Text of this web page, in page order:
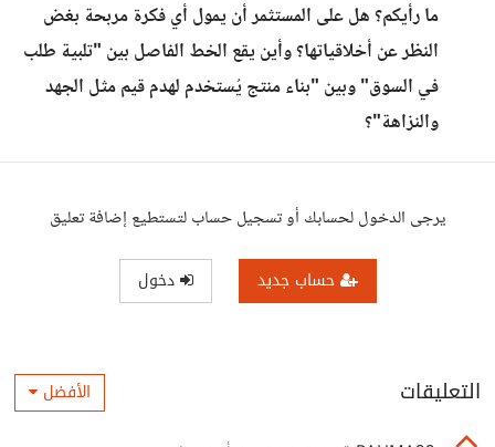
ما رأيكم؟ هل على المستثمر أن يمول أي فكرة مربحة بغض
النظر عن أخلاقياتها؟ وأين يقع الخط الفاصل بين "تلبية طلب
في السوق" وبين "بناء منتج يُستخدم لهدم قيم مثل الجهد
والنزاهة"؟
يرجى الدخول لحسابك أو تسجيل حساب لتستطيع إضافة تعليق
حساب جديد دخول
التعليقات الأفضل